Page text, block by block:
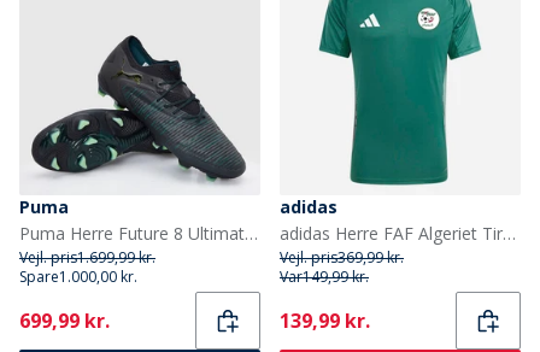
Puma
Puma Herre Future 8 Ultimate Low FG Fast Ground Fodboldstøvler Puma Black
Vejl. pris1.699,99 kr.
Spare1.000,00 kr.
Current
699,99 kr.
adidas
adidas Herre FAF Algeriet Tiro 24 Træningstrøje Dark Green
Vejl. pris369,99 kr.
Var149,99 kr.
Current
139,99 kr.